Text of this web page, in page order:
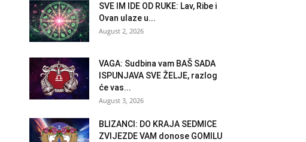
SVE IM IDE OD RUKE: Lav, Ribe i
Ovan ulaze u...
August 2, 2026
VAGA: Sudbina vam BAŠ SADA
ISPUNJAVA SVE ŽELJE, razlog
će vas...
August 3, 2026
BLIZANCI: DO KRAJA SEDMICE
ZVIJEZDE VAM donose GOMILU